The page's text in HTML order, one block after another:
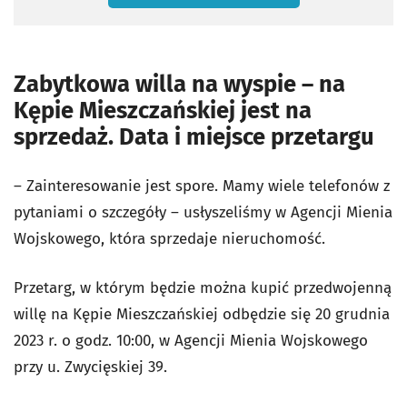
Zabytkowa willa na wyspie – na
Kępie Mieszczańskiej jest na
sprzedaż. Data i miejsce przetargu
– Zainteresowanie jest spore. Mamy wiele telefonów z
pytaniami o szczegóły – usłyszeliśmy w Agencji Mienia
Wojskowego, która sprzedaje nieruchomość.
Przetarg, w którym będzie można kupić przedwojenną
willę na Kępie Mieszczańskiej odbędzie się 20 grudnia
2023 r. o godz. 10:00, w Agencji Mienia Wojskowego
przy u. Zwycięskiej 39.